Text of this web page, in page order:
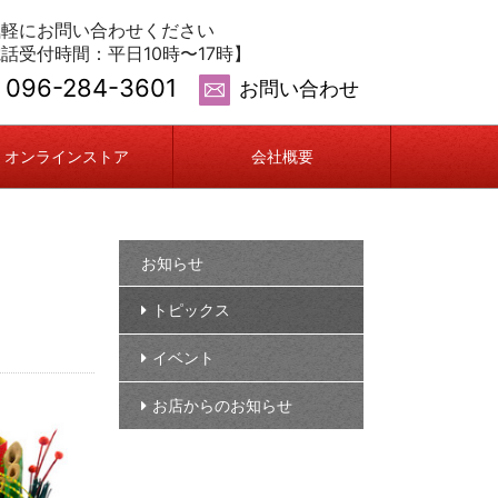
にお問い合わせください
受付時間：平日10時〜17時】
096-284-3601 お問い合わせ
オンラインストア 会社概要
お知らせ
トピックス
イベント
お店からのお知らせ